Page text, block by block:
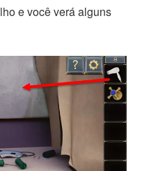
e você verá alguns